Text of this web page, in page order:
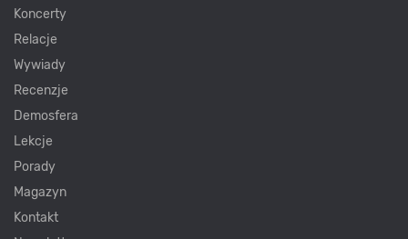
Koncerty
Relacje
Wywiady
Recenzje
Demosfera
Lekcje
Porady
Magazyn
Kontakt